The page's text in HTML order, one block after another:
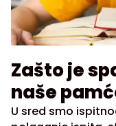
Zašto je
naše
U sred smo